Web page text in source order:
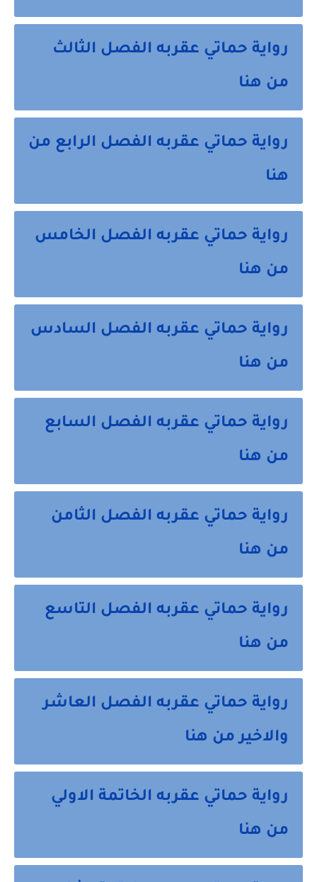
رواية حماتي عقربه الفصل الثالث
من هنا
رواية حماتي عقربه الفصل الرابع من
هنا
رواية حماتي عقربه الفصل الخامس
من هنا
رواية حماتي عقربه الفصل السادس
من هنا
رواية حماتي عقربه الفصل السابع
من هنا
رواية حماتي عقربه الفصل الثامن
من هنا
رواية حماتي عقربه الفصل التاسع
من هنا
رواية حماتي عقربه الفصل العاشر
والاخير من هنا
رواية حماتي عقربه الخاتمة الاولي
من هنا